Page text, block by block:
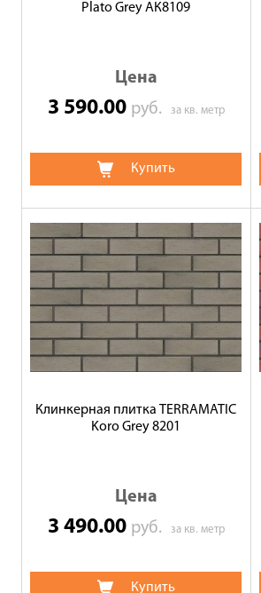
Plato Grey АК8109
Цена
3 590.00 руб. за кв. метр
Купить
Клинкерная плитка TERRAMATIC
Koro Grey 8201
Цена
3 490.00 руб. за кв. метр
Купить